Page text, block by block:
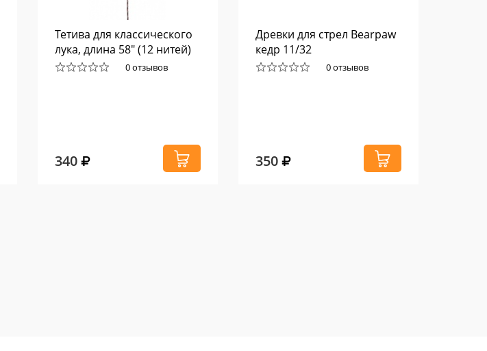
Тетива для классического
лука, длина 58" (12 нитей)
0 отзывов
340
Древки для стрел Bearpaw
кедр 11/32
0 отзывов
350